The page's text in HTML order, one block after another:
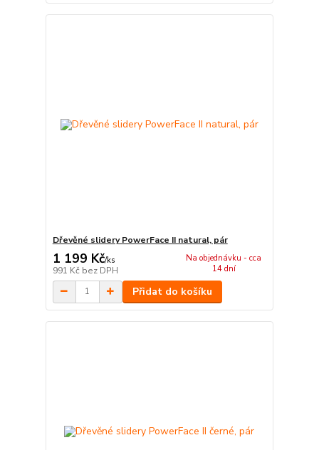
Dřevěné slidery PowerFace II natural, pár
1 199 Kč/ks
991 Kč bez DPH
Na objednávku - cca
14 dní
Přidat do košíku